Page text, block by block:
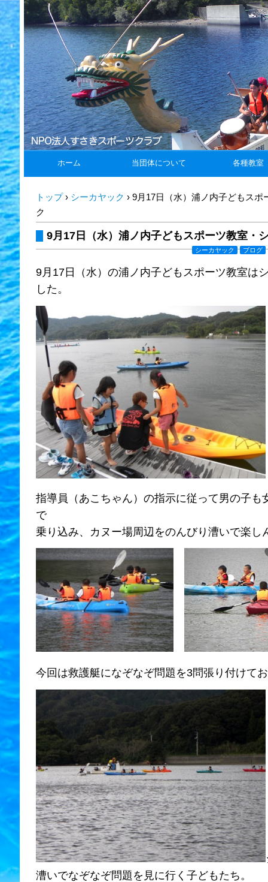
ホーム 当団体について 各種教室
トップ › シーカヤック › 9月17日（水）浦ノ内子どもスポ
ク
9月17日（水）浦ノ内子どもスポーツ教室・
シーカヤック ブログ
9月17日（水）の浦ノ内子どもスポーツ教室は
した。
指導員（あこちゃん）の指示に従って男の子も
で
乗り込み、カヌー場周辺をのんびり漕いで楽し
今回は救護艇になぞなぞ問題を3問張り付けて
漕いでなぞなぞ問題を見に行く子どもたち。